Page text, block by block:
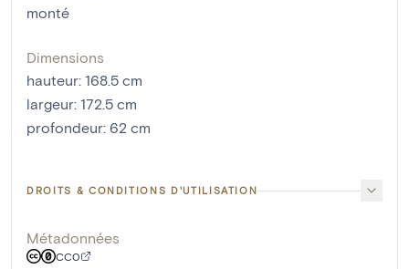
monté
Dimensions
hauteur: 168.5 cm
largeur: 172.5 cm
profondeur: 62 cm
DROITS & CONDITIONS D'UTILISATION
Métadonnées
CC0